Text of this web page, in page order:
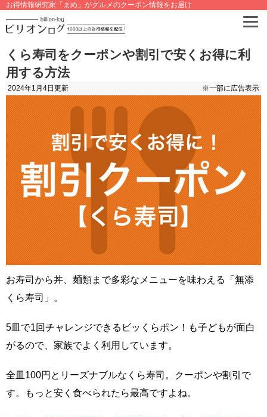
お得情報研究家「まめ」がグルメのクーポン情報をお届け
くら寿司をクーポンや割引で安くお得に利
用する方法
2024年1月4日 更新 ※一部に広告表示
お寿司から丼、麺類まで多彩なメニューを味わえる「無添
くら寿司」。
5皿で1回チャレンジできるビッくらポン！も子どもが面白
がるので、家族でよく利用しています。
全皿100円とリーズナブルなくら寿司。クーポンや割引で
す。もっと安く食べられたら最高ですよね。